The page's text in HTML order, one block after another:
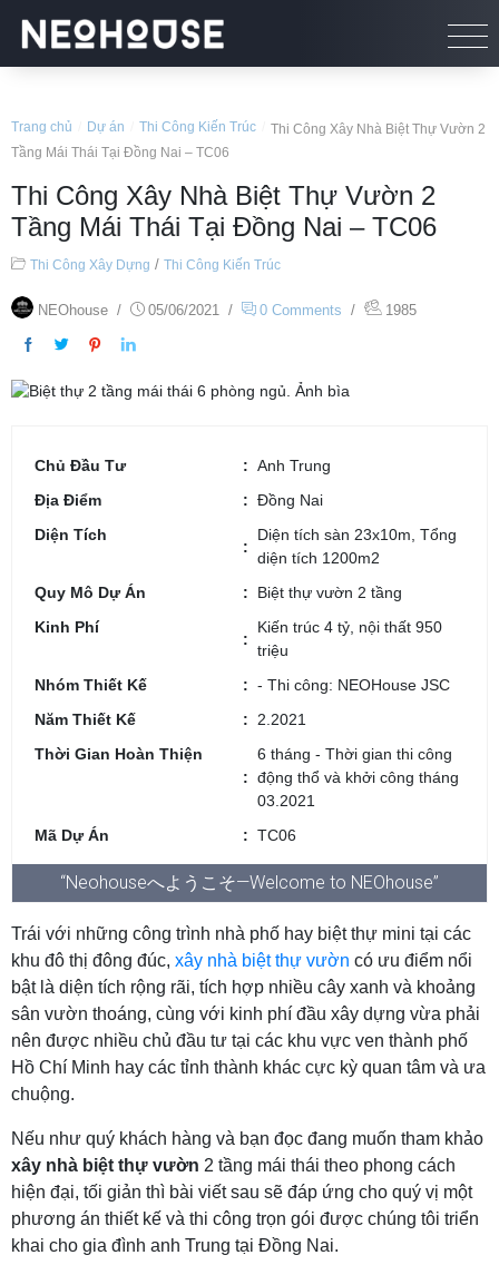
Trang chủ Dự án Thi Công Kiến Trúc
Thi Công Xây Nhà Biệt Thự Vườn 2
Tầng Mái Thái Tại Đồng Nai – TC06
Thi Công Xây Nhà Biệt Thự Vườn 2
Tầng Mái Thái Tại Đồng Nai – TC06
Thi Công Xây Dựng / Thi Công Kiến Trúc
NEOhouse / 05/06/2021 / 0 Comments / 1985
Chủ Đầu Tư
Anh Trung
Địa Điểm
Đồng Nai
Diện Tích
Diện tích sàn 23x10m, Tổng
diện tích 1200m2
Quy Mô Dự Án
Biệt thự vườn 2 tầng
Kinh Phí
Kiến trúc 4 tỷ, nội thất 950
triệu
Nhóm Thiết Kế
- Thi công: NEOHouse JSC
Năm Thiết Kế
2.2021
Thời Gian Hoàn Thiện
6 tháng - Thời gian thi công
động thổ và khởi công tháng
03.2021
Mã Dự Án
TC06
“Neohouseへようこそ—Welcome to NEOhouse”
Trái với những công trình nhà phố hay biệt thự mini tại các
khu đô thị đông đúc, xây nhà biệt thự vườn có ưu điểm nổi
bật là diện tích rộng rãi, tích hợp nhiều cây xanh và khoảng
sân vườn thoáng, cùng với kinh phí đầu xây dựng vừa phải
nên được nhiều chủ đầu tư tại các khu vực ven thành phố
Hồ Chí Minh hay các tỉnh thành khác cực kỳ quan tâm và ưa
chuộng.
Nếu như quý khách hàng và bạn đọc đang muốn tham khảo
xây nhà biệt thự vườn 2 tầng mái thái theo phong cách
hiện đại, tối giản thì bài viết sau sẽ đáp ứng cho quý vị một
phương án thiết kế và thi công trọn gói được chúng tôi triển
khai cho gia đình anh Trung tại Đồng Nai.